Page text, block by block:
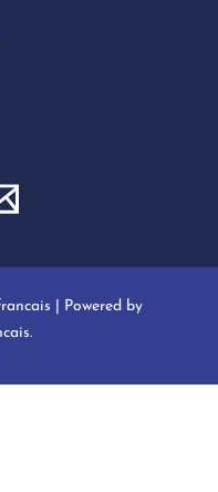
| Powered by